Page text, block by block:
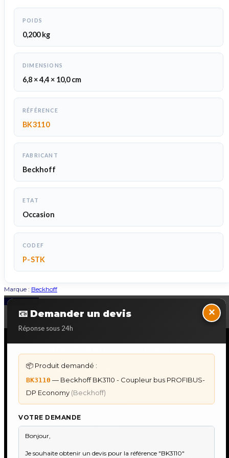
POIDS
0,200 kg
DIMENSIONS
6,8 × 4,4 × 10,0 cm
RÉFÉRENCE
BK3110
FABRICANT
Beckhoff
ETAT
Occasion
CODEF
P-STK
Marque : Beckhoff
📧 Demander un devis
Réponse sous 24h
×
📦 Produit demandé :
BK3110 — Beckhoff BK3110 - Coupleur bus PROFIBUS-
DP Economy (Beckhoff)
VOTRE DEMANDE
Back to Top
DÉPANNAGE AUTOMATES
Dépannage Schneider Modicon
Dépannage Mitsubishi Melsec
Dépannage ABB AC500